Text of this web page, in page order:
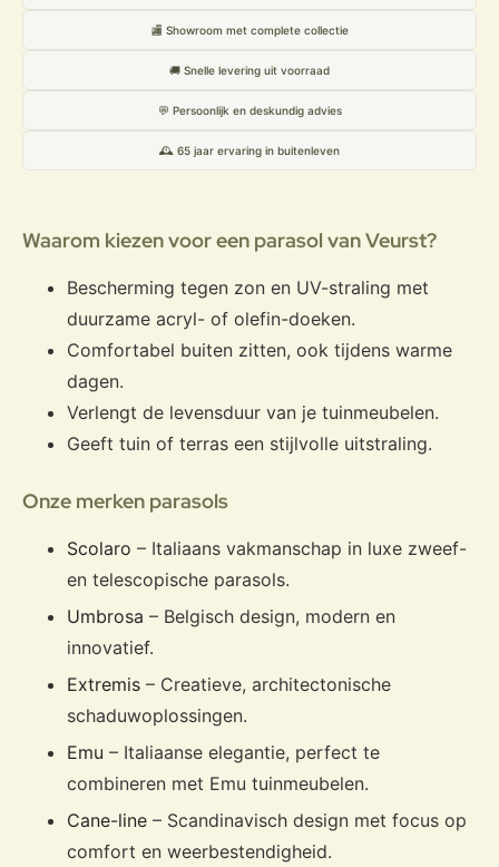
🏬 Showroom met complete collectie
🚚 Snelle levering uit voorraad
💬 Persoonlijk en deskundig advies
🕰️ 65 jaar ervaring in buitenleven
Waarom kiezen voor een parasol van Veurst?
Bescherming tegen zon en UV-straling met
duurzame acryl- of olefin-doeken.
Comfortabel buiten zitten, ook tijdens warme
dagen.
Verlengt de levensduur van je tuinmeubelen.
Geeft tuin of terras een stijlvolle uitstraling.
Onze merken parasols
Scolaro – Italiaans vakmanschap in luxe zweef-
en telescopische parasols.
Umbrosa – Belgisch design, modern en
innovatief.
Extremis – Creatieve, architectonische
schaduwoplossingen.
Emu – Italiaanse elegantie, perfect te
combineren met Emu tuinmeubelen.
Cane-line – Scandinavisch design met focus op
comfort en weerbestendigheid.